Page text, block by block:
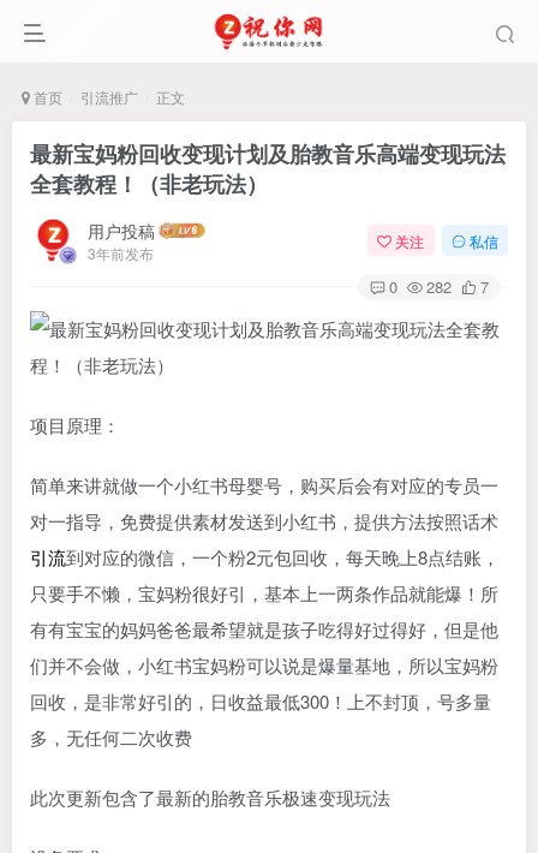
首页 引流推广 正文
最新宝妈粉回收变现计划及胎教音乐高端变现玩法
全套教程！（非老玩法）
用户投稿
3年前发布
关注 私信
0 282 7
项目原理：
简单来讲就做一个小红书母婴号，购买后会有对应的专员一
对一指导，免费提供素材发送到小红书，提供方法按照话术
引流到对应的微信，一个粉2元包回收，每天晚上8点结账，
只要手不懒，宝妈粉很好引，基本上一两条作品就能爆！所
有有宝宝的妈妈爸爸最希望就是孩子吃得好过得好，但是他
们并不会做，小红书宝妈粉可以说是爆量基地，所以宝妈粉
回收，是非常好引的，日收益最低300！上不封顶，号多量
多，无任何二次收费
此次更新包含了最新的胎教音乐极速变现玩法